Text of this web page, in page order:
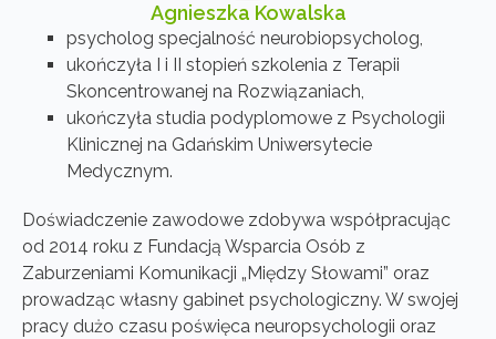
Agnieszka Kowalska
psycholog specjalność neurobiopsycholog,
ukończyła I i II stopień szkolenia z Terapii
Skoncentrowanej na Rozwiązaniach,
ukończyła studia podyplomowe z Psychologii
Klinicznej na Gdańskim Uniwersytecie
Medycznym.
Doświadczenie zawodowe zdobywa współpracując
od 2014 roku z Fundacją Wsparcia Osób z
Zaburzeniami Komunikacji „Między Słowami” oraz
prowadząc własny gabinet psychologiczny. W swojej
pracy dużo czasu poświęca neuropsychologii oraz